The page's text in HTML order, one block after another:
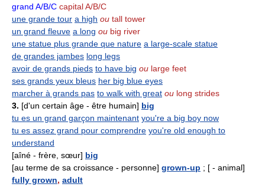
grand A/B/C capital A/B/C
une grande tour a high ou tall tower
un grand fleuve a long ou big river
une statue plus grande que nature a large-scale statue
de grandes jambes long legs
avoir de grands pieds to have big ou large feet
ses grands yeux bleus her big blue eyes
marcher à grands pas to walk with great ou long strides
3. [d'un certain âge - être humain] big
tu es un grand garçon maintenant you're a big boy now
tu es assez grand pour comprendre you're old enough to
understand
[aîné - frère, sœur] big
[au terme de sa croissance - personne] grown-up ; [ - animal]
fully grown, adult